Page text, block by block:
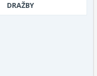
DRAŽBY